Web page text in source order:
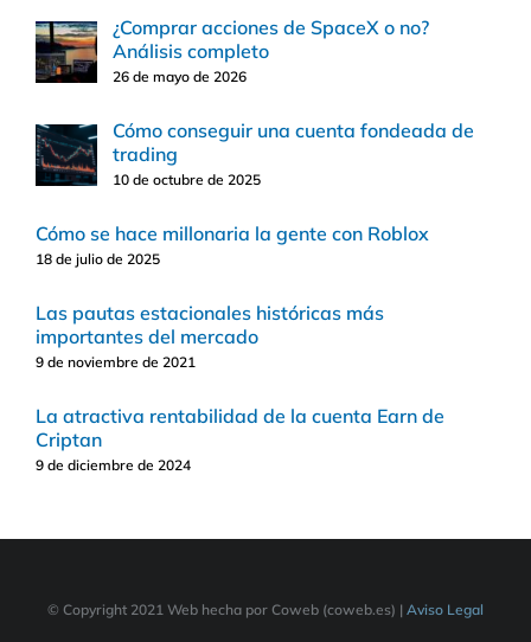
¿Comprar acciones de SpaceX o no?
Análisis completo
26 de mayo de 2026
Cómo conseguir una cuenta fondeada de
trading
10 de octubre de 2025
Cómo se hace millonaria la gente con Roblox
18 de julio de 2025
Las pautas estacionales históricas más
importantes del mercado
9 de noviembre de 2021
La atractiva rentabilidad de la cuenta Earn de
Criptan
9 de diciembre de 2024
© Copyright 2021 Web hecha por Coweb (coweb.es) | Aviso Legal